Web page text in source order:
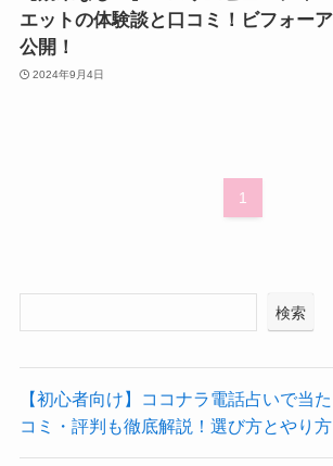
エットの体験談と口コミ！ビフォー
公開！
2024年9月4日
1
検索
【初心者向け】ココナラ電話占いで当
コミ・評判も徹底解説！選び方とやり